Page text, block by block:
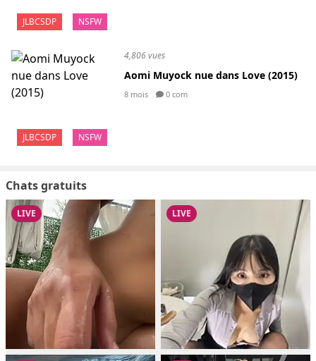
JLBCSDP NSFW
JLBCSDP NSFW
4,806 vues
Aomi Muyock nue dans Love (2015)
8 mois 0 com
Chats gratuits